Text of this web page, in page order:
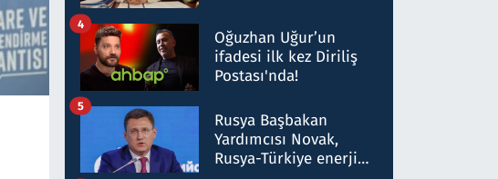
Oğuzhan Uğur’un
ifadesi ilk kez Diriliş
Postası'nda!
4
Rusya Başbakan
Yardımcısı Novak,
Rusya-Türkiye enerji
5